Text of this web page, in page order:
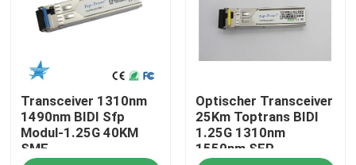
Haus
Produkte
Transceiver 1310nm
1490nm BIDI Sfp
Modul-1.25G 40KM
SMF
Optischer Transceiver
25Km Toptrans BIDI
1.25G 1310nm
1550nm SFP